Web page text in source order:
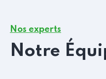
Nos experts
Notre